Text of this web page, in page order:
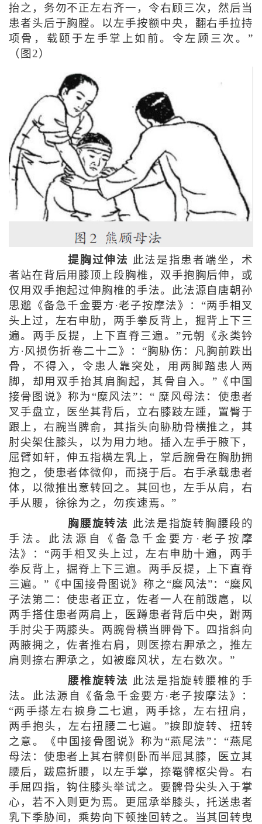
抬之，务勿不正左右齐一，令右顾三次，然后当
患者头后于胸膛。以左手按额中央，翻右手拉持
项骨，载颐于左手掌上如前。令左顾三次。”
（图2）
提胸过伸法 此法是指患者端坐，术
者站在背后用膝顶上段胸椎，双手抱胸后伸，或
仅用双手抱起过伸胸椎的手法。此法源自唐朝孙
思邈《备急千金要方·老子按摩法》：“两手相叉
头上过，左右申肋，两手拳反背上，掘背上下三
遍。两手反提，上下直脊三遍。”元朝《永类钤
方·风损伤折卷二十二》：“胸胁伤：凡胸前跌出
骨，不得入，令患人靠突处，用两脚踏患人两
脚，却用双手抬其肩胸起，其骨自入。”《中国
接骨图说》称为“糜风法”：“ 糜风母法：使患者
叉手盘立，医坐其背后，立右膝跂左踵，置臀于
跟上，右腕当脾俞，其指头向胁肋骨横推之，其
肘尖架住膝头，以为用力地。插入左手于腋下，
屈臂如轩，伸五指横左乳上，掌后腕骨在胸肋拥
抱之，使患者体微仰，而挠于后。右手承载患者
体，以微推出意转回之。其回也，左手从肩，右
手从腰，徐徐为之，勿疾速焉。”
胸腰旋转法 此法是指旋转胸腰段的
手法。此法源自《备急千金要方·老子按摩
法》：“两手相叉头上过，左右申肋十遍，两手
拳反背上，掘脊上下三遍。两手反提，上下直脊
三遍。”《中国接骨图说》称之“糜风法”：“糜风
子法第二：使患者正立，佐者一人在前跋扈，以
两手搭住患者两肩上，医蹲患者背后中央，跗两
手肘尖于两膝头。两腕骨横当胛骨下。四指斜向
两腋拥之，佐者推右肩，则医捺右胛承之，推左
肩则捺右胛承之，如被靡风状，左右数次。”
腰椎旋转法 此法是指旋转腰椎的手
法。此法源自《备急千金要方·老子按摩法》：
“两手搽左右捩身二七遍，两手捻，左右扭肩，
两手抱头，左右扭腰二七遍。”捩即旋转、扭转
之意。《中国接骨图说》称为“燕尾法”：“燕尾
母法：使患者上其右髀侧卧而半屈其膝，医立其
腰后，跋扈折腰，以左手掌，捺罨髀枢尖骨。右
手屈四指，钩住膝头举试之。要髀骨尖头入于掌
心，若不入则更为焉。更屈承举膝头，托送患者
乳下季胁间，乘势向下顿挫回转之。当其回转曳